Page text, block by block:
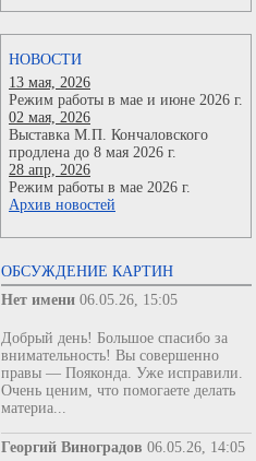
НОВОСТИ
13 мая, 2026
Режим работы в мае и июне 2026 г.
02 мая, 2026
Выставка М.П. Кончаловского
продлена до 8 мая 2026 г.
28 апр, 2026
Режим работы в мае 2026 г.
Архив новостей
ОБСУЖДЕНИЕ КАРТИН
Нет имени 06.05.26, 15:05
Добрый день! Большое спасибо за
внимательность! Вы совершенно
правы — Пояконда. Уже исправили.
Очень ценим, что помогаете делать
материа...
Георгий Виноградов 06.05.26, 14:05